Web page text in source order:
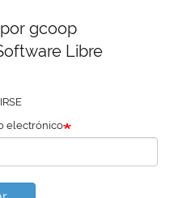
gcoop
Libre
electrónico